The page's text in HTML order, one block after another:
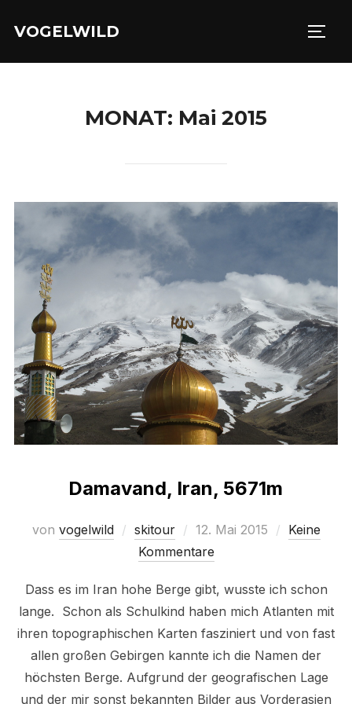
Inhalten
VOGELWILD
MONAT: Mai 2015
Damavand, Iran, 5671m
von vogelwild skitour
Veröffentlicht
am
12. Mai 2015
Keine
Kommentare
Dass es im Iran hohe Berge gibt, wusste ich schon
lange. Schon als Schulkind haben mich Atlanten mit
ihren topographischen Karten fasziniert und von fast
allen großen Gebirgen kannte ich die Namen der
höchsten Berge. Aufgrund der geografischen Lage
und der mir sonst bekannten Bilder aus Vorderasien